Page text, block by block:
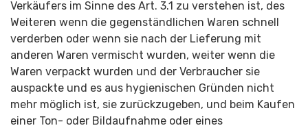
Verkäufers im Sinne des Art. 3.1 zu verstehen ist, des
Weiteren wenn die gegenständlichen Waren schnell
verderben oder wenn sie nach der Lieferung mit
anderen Waren vermischt wurden, weiter wenn die
Waren verpackt wurden und der Verbraucher sie
auspackte und es aus hygienischen Gründen nicht
mehr möglich ist, sie zurückzugeben, und beim Kaufen
einer Ton- oder Bildaufnahme oder eines